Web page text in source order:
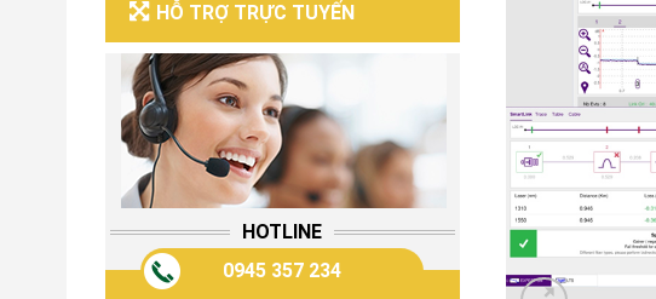
HỖ TRỢ TRỰC TUYẾN
HOTLINE
0945 357 234